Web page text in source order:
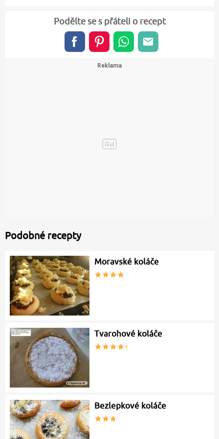
Podělte se s přáteli o recept
Podobné recepty
Moravské koláče
Tvarohové koláče
Bezlepkové koláče